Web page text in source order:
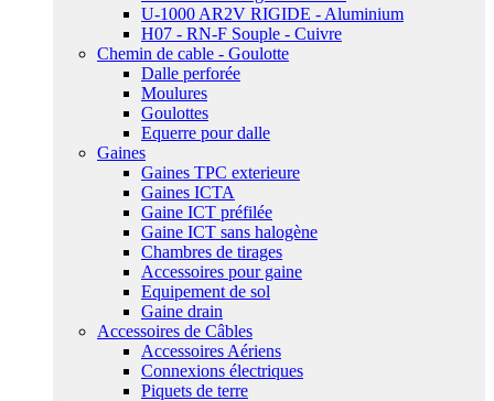
U-1000 AR2V RIGIDE - Aluminium
H07 - RN-F Souple - Cuivre
Chemin de cable - Goulotte
Dalle perforée
Moulures
Goulottes
Equerre pour dalle
Gaines
Gaines TPC exterieure
Gaines ICTA
Gaine ICT préfilée
Gaine ICT sans halogène
Chambres de tirages
Accessoires pour gaine
Equipement de sol
Gaine drain
Accessoires de Câbles
Accessoires Aériens
Connexions électriques
Piquets de terre